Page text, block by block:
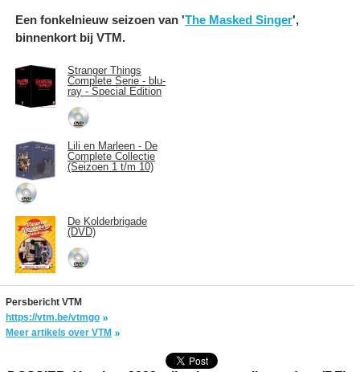
Een fonkelnieuw seizoen van 'The Masked Singer',
binnenkort bij VTM.
Stranger Things
Complete Serie - blu-
ray - Special Edition
Lili en Marleen - De
Complete Collectie
(Seizoen 1 t/m 10)
De Kolderbrigade
(DVD)
Persbericht VTM
https://vtm.be/vtmgo
Meer artikels over VTM